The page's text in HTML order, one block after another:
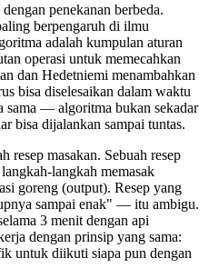
penekanan berbeda.
berpengaruh di ilmu
adalah kumpulan aturan
operasi untuk memecahkan
dan Hedetniemi menambahkan
bisa diselesaikan dalam waktu
sama — algoritma bukan sekadar
bisa dijalankan sampai tuntas.
resep masakan. Sebuah resep
langkah memasak
goreng (output). Resep yang
sampai enak" — itu ambigu.
3 menit dengan api
dengan prinsip yang sama:
untuk diikuti siapa pun dengan